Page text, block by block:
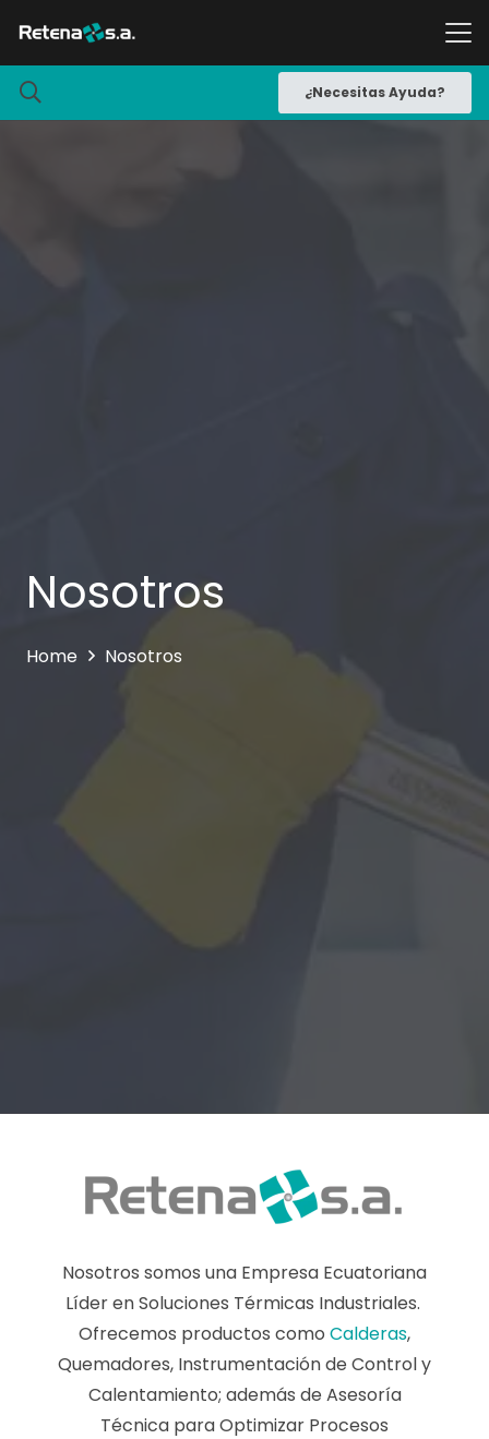
¿Necesitas Ayuda?
Nosotros
Home Nosotros
Nosotros somos una Empresa Ecuatoriana
Líder en Soluciones Térmicas Industriales.
Ofrecemos productos como Calderas,
Quemadores, Instrumentación de Control y
Calentamiento; además de Asesoría
Técnica para Optimizar Procesos